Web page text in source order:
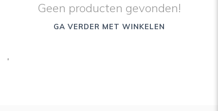
Geen producten gevonden!
GA VERDER MET WINKELEN
'